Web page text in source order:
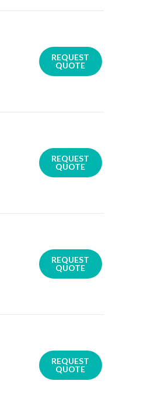
REQUEST
QUOTE
REQUEST
QUOTE
REQUEST
QUOTE
REQUEST
QUOTE